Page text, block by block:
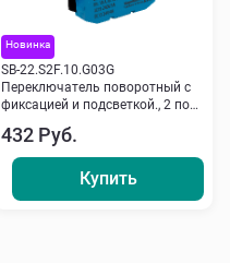
Новинка
SB-22.S2F.10.G03G
Переключатель поворотный с
фиксацией и подсветкой., 2 пол.,
432 Руб.
Купить